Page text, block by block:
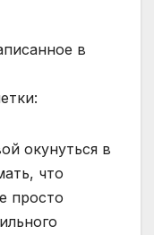
в
окунуться в
что
просто